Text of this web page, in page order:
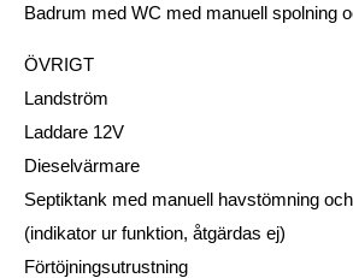
Badrum med WC med manuell spolning
ÖVRIGT
Landström
Laddare 12V
Dieselvärmare
Septiktank med manuell havstömning
(indikator ur funktion, åtgärdas ej)
Förtöjningsutrustning